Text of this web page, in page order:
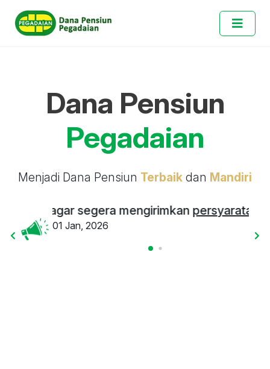
Dana Pensiun
Pegadaian
Menjadi Dana Pensiun Terbaik dan Mandiri
agar segera mengirimkanpersyaratan
01 Jan, 2026